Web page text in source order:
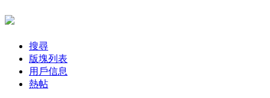
搜尋
版塊列表
用戶信息
熱帖